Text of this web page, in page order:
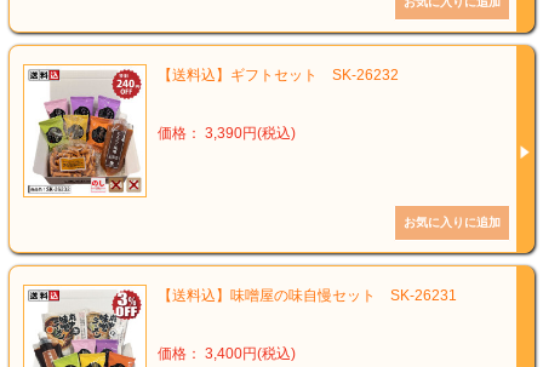
【送料込】ギフトセット SK-26232
価格： 3,390円(税込)
【送料込】味噌屋の味自慢セット SK-26231
価格： 3,400円(税込)